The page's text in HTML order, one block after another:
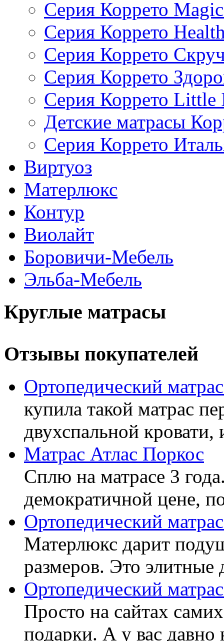
Серия Коррето
Серия Коррето
Серия Коррето
Серия Коррето
Серия Коррето Little
Детские матрасы
Серия Коррето
Виртуоз
Матерлюкс
Контур
Виолайт
Боровичи-Мебель
Эльба-Мебель
Круглые матрасы
Отзывы покупателей
Ортопедический
купила такой матрас
двухспальной
Матрас Атлас Поркос
Сплю на матрасе 3
демократичной цене,
Ортопедический
Матерлюкс дарит
размеров. Это элитные
Ортопедический
Просто на сайтах
подарки. А у вас